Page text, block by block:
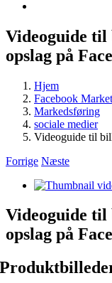
Videoguide til
opslag på
Hjem
Facebook
Markedsføring
sociale medier
Videoguide til
Forrige Næste
Se
billede
Videoguide til
opslag på